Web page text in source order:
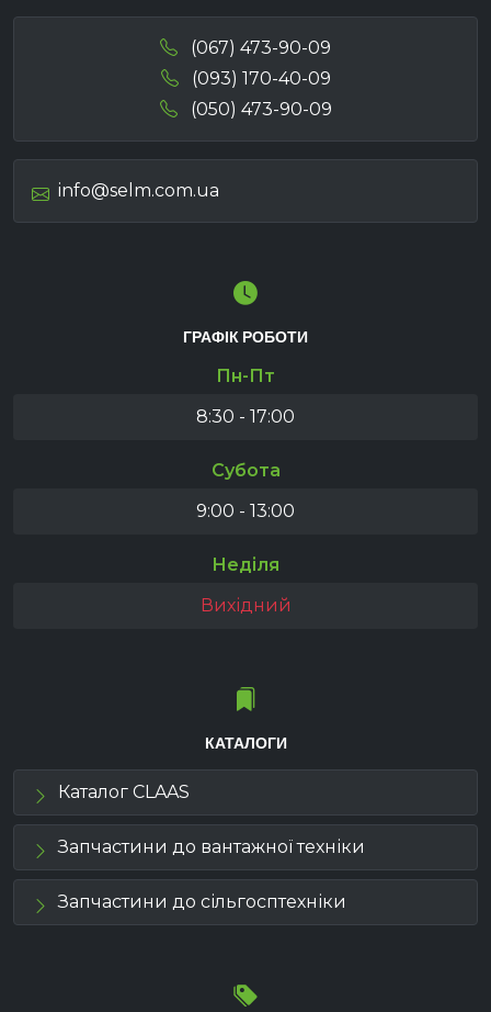
(067) 473-90-09
(093) 170-40-09
(050) 473-90-09
info@selm.com.ua
ГРАФІК РОБОТИ
Пн-Пт
8:30 - 17:00
Субота
9:00 - 13:00
Неділя
Вихідний
КАТАЛОГИ
Каталог CLAAS
Запчастини до вантажної техніки
Запчастини до сільгосптехніки